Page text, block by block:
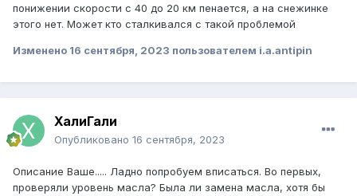
понижении скорости с 40 до 20 км пенается, а на снежинке
этого нет. Может кто сталкивался с такой проблемой
Изменено 16 сентября, 2023 пользователем i.a.antipin
ХалиГали
Опубликовано 16 сентября, 2023
Описание Ваше..... Ладно попробуем вписаться. Во первых,
проверяли уровень масла? Была ли замена масла, хотя бы